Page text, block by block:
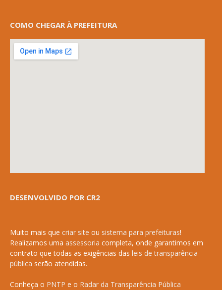
COMO CHEGAR À PREFEITURA
DESENVOLVIDO POR CR2
Muito mais que criar site ou sistema para prefeituras!
Realizamos uma assessoria completa, onde garantimos em
contrato que todas as exigências das leis de transparência
pública serão atendidas.
Conheça o PNTP e o Radar da Transparência Pública